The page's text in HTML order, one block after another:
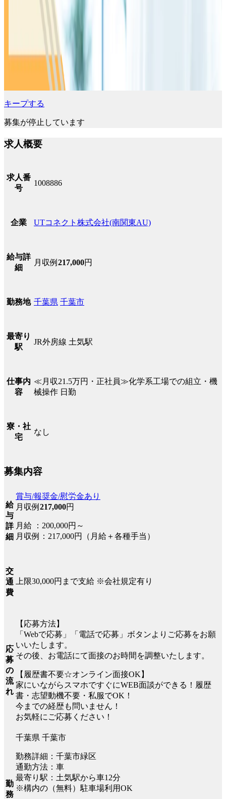
キープする
募集が停止しています
求人概要
求人番
号
1008886
企業 UTコネクト株式会社(南関東AU)
給与詳
細
月収例 217,000円
勤務地 千葉県 千葉市
最寄り
駅
JR外房線 土気駅
仕事内
容
≪月収21.5万円・正社員≫化学系工場での組立・機
械操作 日勤
寮・社
宅
なし
募集内容
給
与
詳
細
賞与/報奨金/慰労金あり
月収例 217,000円
月給 ：200,000円～
月収例：217,000円（月給＋各種手当）
交
通
費
上限30,000円まで支給 ※会社規定有り
応
募
の
流
れ
【応募方法】
「Webで応募」「電話で応募」ボタンよりご応募をお願
いいたします。
その後、お電話にて面接のお時間を調整いたします。
【履歴書不要☆オンライン面接OK】
家にいながらスマホですぐにWEB面談ができる！履歴
書・志望動機不要・私服でOK！
今までの経歴も問いません！
お気軽にご応募ください！
勤
務
千葉県 千葉市
勤務詳細：千葉市緑区
通勤方法：車
最寄り駅：土気駅から車12分
※構内の（無料）駐車場利用OK